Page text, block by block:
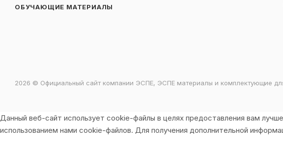
ОБУЧАЮЩИЕ МАТЕРИАЛЫ
2026 © Официальный сайт компании ЭСПЕ, ЭСПЕ материалы и комплектующие
Данный веб-сайт использует cookie-файлы в целях предоставления вам
использованием нами cookie-файлов. Для получения дополнительной